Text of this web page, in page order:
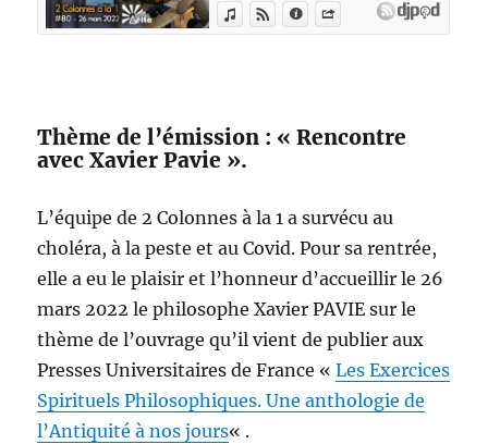
Thème de l’émission : « Rencontre
avec Xavier Pavie ».
L’équipe de 2 Colonnes à la 1 a survécu au
choléra, à la peste et au Covid. Pour sa rentrée,
elle a eu le plaisir et l’honneur d’accueillir le 26
mars 2022 le philosophe Xavier PAVIE sur le
thème de l’ouvrage qu’il vient de publier aux
Presses Universitaires de France «Les Exercices
Spirituels Philosophiques. Une anthologie de
l’Antiquité à nos jours« .